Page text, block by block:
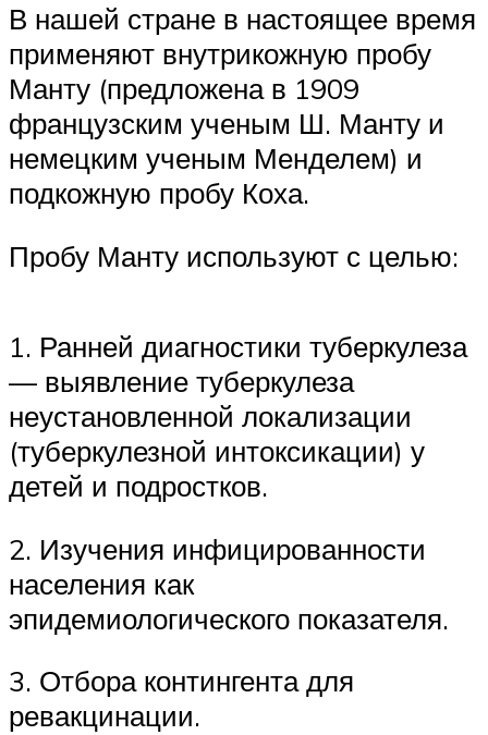
В нашей стране в настоящее время
применяют внутрикожную пробу
Манту (предложена в 1909
французским ученым Ш. Манту и
немецким ученым Менделем) и
подкожную пробу Коха.
Пробу Манту используют с целью:
1. Ранней диагностики туберкулеза
— выявление туберкулеза
неустановленной локализации
(туберкулезной интоксикации) у
детей и подростков.
2. Изучения инфицированности
населения как
эпидемиологического показателя.
3. Отбора контингента для
ревакцинации.